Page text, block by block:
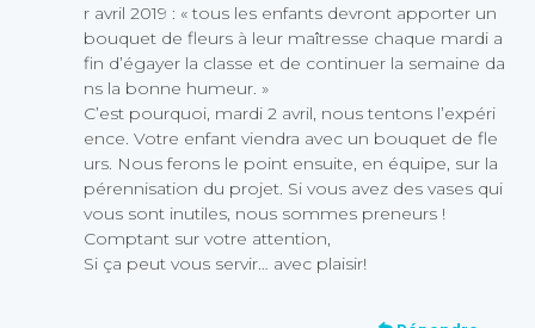
r avril 2019 : « tous les enfants devront apporter un
bouquet de fleurs à leur maîtresse chaque mardi a
fin d’égayer la classe et de continuer la semaine da
ns la bonne humeur. »
C’est pourquoi, mardi 2 avril, nous tentons l’expéri
ence. Votre enfant viendra avec un bouquet de fle
urs. Nous ferons le point ensuite, en équipe, sur la
pérennisation du projet. Si vous avez des vases qui
vous sont inutiles, nous sommes preneurs !
Comptant sur votre attention,
Si ça peut vous servir… avec plaisir!